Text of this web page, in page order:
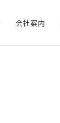
会社案内